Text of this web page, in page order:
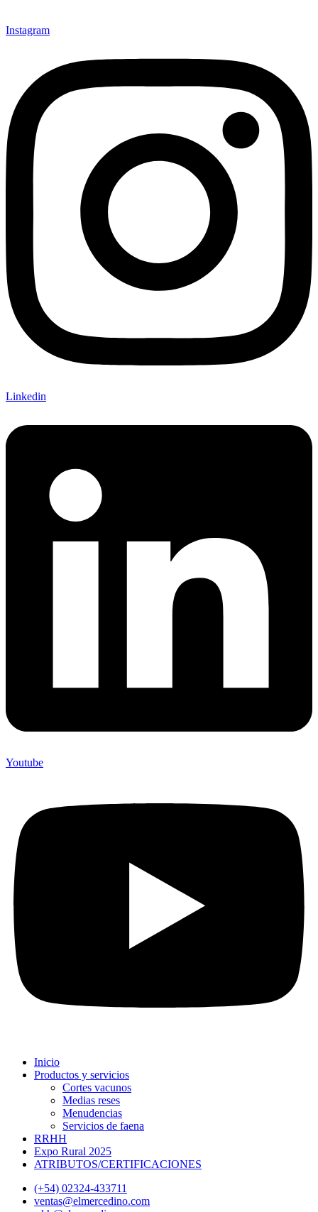
Instagram
Linkedin
Youtube
Inicio
Productos y servicios
Cortes vacunos
Medias reses
Menudencias
Servicios de faena
RRHH
Expo Rural 2025
ATRIBUTOS/CERTIFICACIONES
(+54) 02324-433711
ventas@elmercedino.com